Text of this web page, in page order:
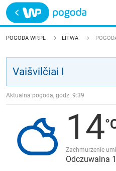
Trwa ładowanie
POLSKA
JAKOŚĆ POWIETRZA
POGODA WP.PL LITWA
Aktualna pogoda, godz. 9:39
14
Zachmurzenie
Odczuwalna